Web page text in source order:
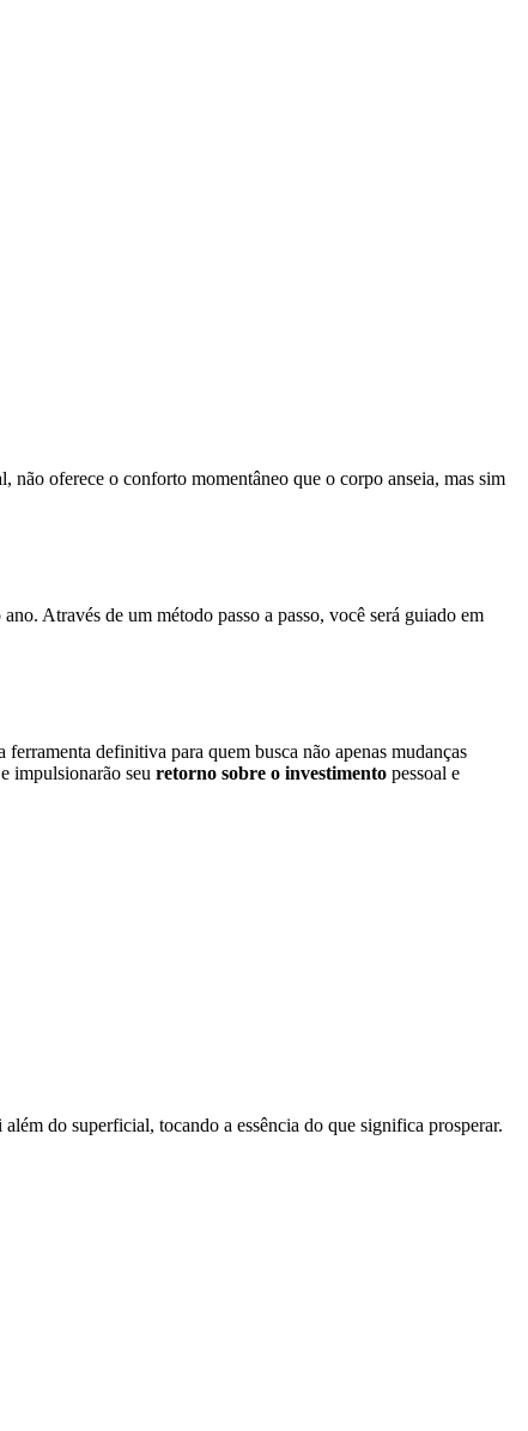
oferece o conforto momentâneo que o corpo anseia, mas sim
Através de um método passo a passo, você será guiado em
definitiva para quem busca não apenas mudanças
impulsionarão seu retorno sobre o investimento pessoal e
do superficial, tocando a essência do que significa prosperar.